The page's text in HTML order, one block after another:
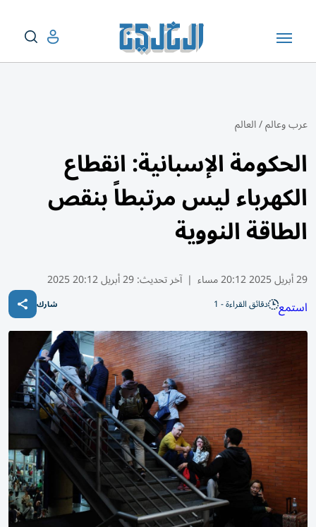
عرب وعالم/العالم
الحكومة الإسبانية: انقطاع
الكهرباء ليس مرتبطاً بنقص
الطاقة النووية
29 أبريل 2025 20:12 مساء | آخر تحديث:29 أبريل 20:12 2025
استمع دقائق القراءة - 1 شارك